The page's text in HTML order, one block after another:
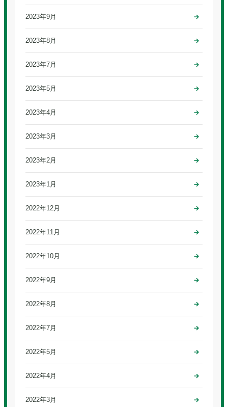
2023年9月
2023年8月
2023年7月
2023年5月
2023年4月
2023年3月
2023年2月
2023年1月
2022年12月
2022年11月
2022年10月
2022年9月
2022年8月
2022年7月
2022年5月
2022年4月
2022年3月